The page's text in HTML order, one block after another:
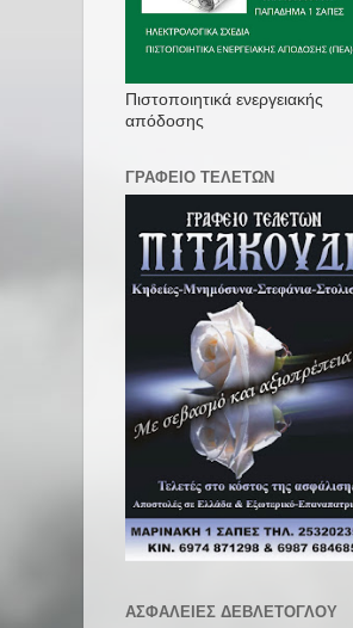
Πιστοποιητικά ενεργειακής
απόδοσης
ΓΡΑΦΕΙΟ ΤΕΛΕΤΩΝ
ΑΣΦΑΛΕΙΕΣ ΔΕΒΛΕΤΟΓΛΟΥ